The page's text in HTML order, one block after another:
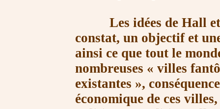
Les idées de Hall et
constat, un objectif et
ainsi ce que tout le
nombreuses « villes
existantes »,
économique de ces